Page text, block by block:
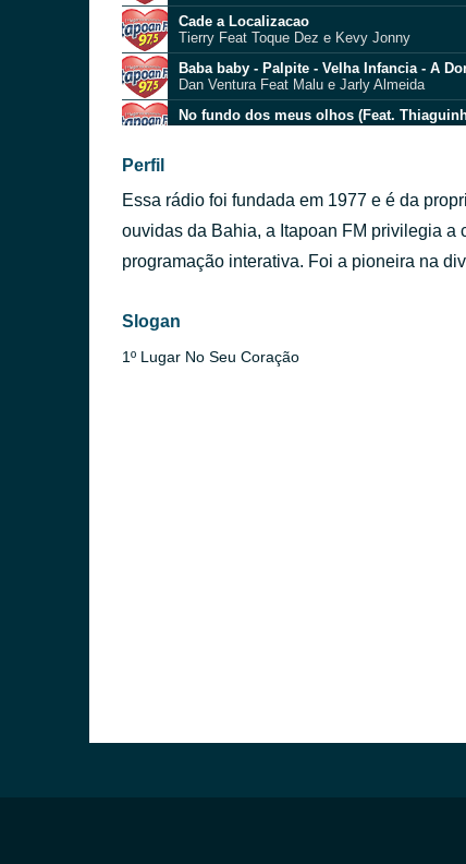
Cade a Localizacao
Tierry Feat Toque Dez e Kevy Jonny
Baba baby - Palpite - Velha Infancia - A
Dan Ventura Feat Malu e Jarly Almeida
No fundo dos meus olhos (Feat.
We don
Charlie Puth
Saudade Digitando
Marcos e Belutti Ft, Joao Gomes
Siatem
Perfil
Essa rádio foi fundada em 1977 e é da
ouvidas da Bahia, a Itapoan FM privilegia a
programação interativa. Foi a pioneira na
Slogan
1º Lugar No Seu Coração